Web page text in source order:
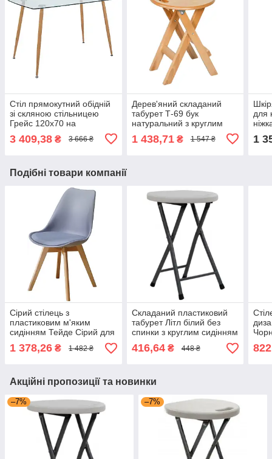
Стіл прямокутний обідній
зі скляною стільницею
Грейс 120х70 на
Меблі
3 409,38 ₴ 3 666 ₴
Дерев'яний складаний
табурет Т-69 бук
натуральний з круглим
дому, кухні та саду Мікс
1 438,71₴ 1 547 ₴
для
1
Подібні товари компанії
Сірий стілець з
пластиковим м'яким
сидінням Тейде Сірий для
їдальні, кухні, кафе на
вулицю Eames Мікс Меблі
1 378,26 ₴ 1 482 ₴
Складаний пластиковий
табурет Літл білий без
спинки з круглим сидінням
для дому та саду Мікс
Мебель
416,64₴ 448 ₴
Акційні пропозиції та новинки
–7% –7%